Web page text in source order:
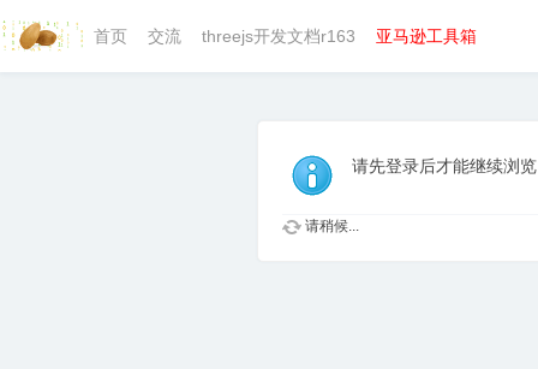
首页 交流 threejs开发文档r163 亚马逊工具箱
请先登录后才能继续浏览
请稍候...